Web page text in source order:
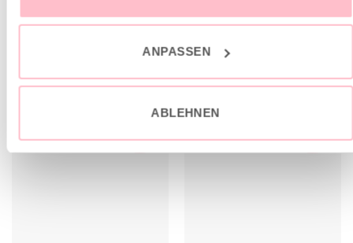
ANPASSEN
ABLEHNEN
ÄHNLICHE PRODUKTE